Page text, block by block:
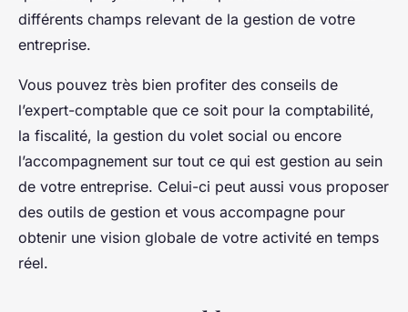
différents champs relevant de la gestion de votre
entreprise.
Vous pouvez très bien profiter des conseils de
l’expert-comptable que ce soit pour la comptabilité,
la fiscalité, la gestion du volet social ou encore
l’accompagnement sur tout ce qui est gestion au sein
de votre entreprise. Celui-ci peut aussi vous proposer
des outils de gestion et vous accompagne pour
obtenir une vision globale de votre activité en temps
réel.